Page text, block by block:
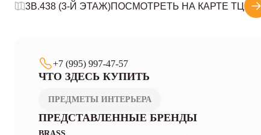
3B.438 (3-Й ЭТАЖ)ПОСМОТРЕТЬ НА КАРТЕ ТЦ
+7 (995) 997-47-57
ЧТО ЗДЕСЬ КУПИТЬ
ПРЕДМЕТЫ ИНТЕРЬЕРА
ПРЕДСТАВЛЕННЫЕ БРЕНДЫ